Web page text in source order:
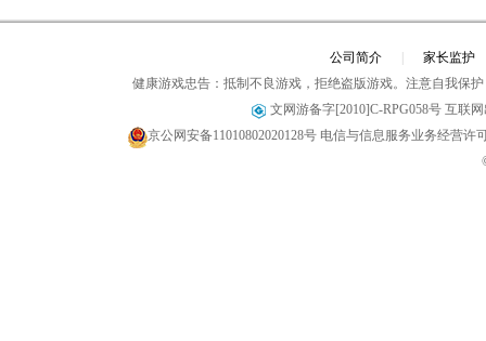
公司简介
家长监护
健康游戏忠告：抵制不良游戏，拒绝盗版游戏。注意自我保
文网游备字[2010]C-RPG058号 互联
京公网安备11010802020128号 电信与信息服务业务经营许